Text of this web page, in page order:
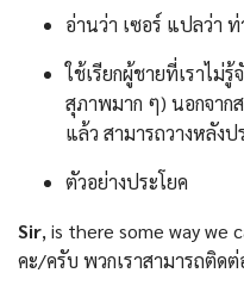
อ่านว่า เซอร์ แปลว่า
ใช้เรียกผู้ชายที่เราไม่
สุภาพมาก ๆ) นอกจาก
แล้ว สามารถวางหลัง
ตัวอย่างประโยค
Sir, is there some way we
คะ/ครับ พวกเราสามารถติด